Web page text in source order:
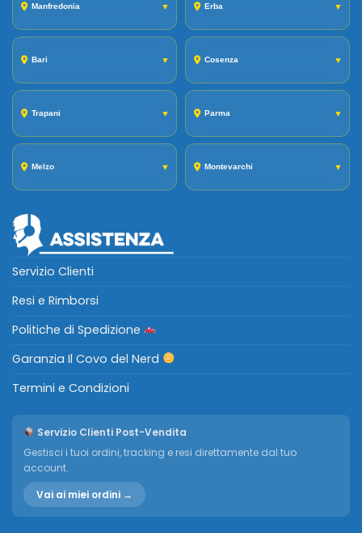
Manfredonia ▼ Erba ▼
Bari ▼ Cosenza ▼
Trapani ▼ Parma ▼
Melzo ▼ Montevarchi ▼
Servizio Clienti
Resi e Rimborsi
Politiche di Spedizione
Garanzia Il Covo del Nerd
Termini e Condizioni
Servizio Clienti Post-Vendita
Gestisci i tuoi ordini, tracking e resi direttamente dal tuo
account.
Vai ai miei ordini →